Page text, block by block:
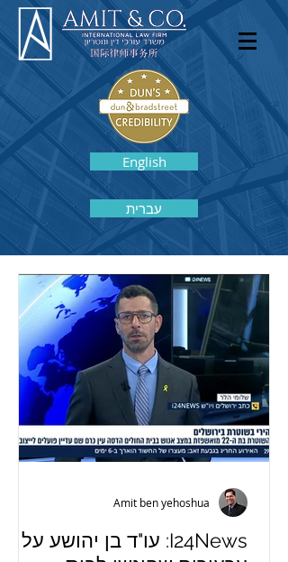
English
עברית
I24News: עו"ד בן יהושע על
Amit ben yehoshua